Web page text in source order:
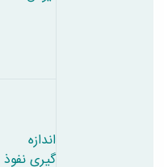
اندازه
گیری نفوذ